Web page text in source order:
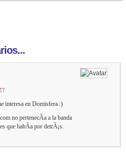
interesa en Domisfera :)
no pertenecÃ­a a la banda
que habÃ­a por detrÃ¡s.